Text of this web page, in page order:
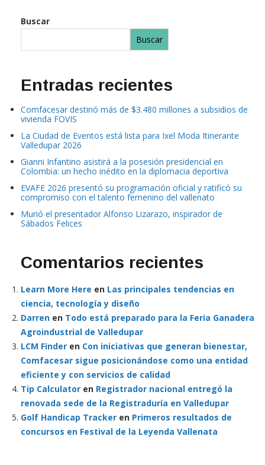
Buscar
Buscar
Entradas recientes
Comfacesar destinó más de $3.480 millones a subsidios de
vivienda FOVIS
La Ciudad de Eventos está lista para Ixel Moda Itinerante
Valledupar 2026
Gianni Infantino asistirá a la posesión presidencial en
Colombia: un hecho inédito en la diplomacia deportiva
EVAFE 2026 presentó su programación oficial y ratificó su
compromiso con el talento femenino del vallenato
Murió el presentador Alfonso Lizarazo, inspirador de
Sábados Felices
Comentarios recientes
Learn More Here en Las principales tendencias en
ciencia, tecnología y diseño
Darren en Todo está preparado para la Feria Ganadera
Agroindustrial de Valledupar
LCM Finder en Con iniciativas que generan bienestar,
Comfacesar sigue posicionándose como una entidad
eficiente y con servicios de calidad
Tip Calculator en Registrador nacional entregó la
renovada sede de la Registraduría en Valledupar
Golf Handicap Tracker en Primeros resultados de
concursos en Festival de la Leyenda Vallenata